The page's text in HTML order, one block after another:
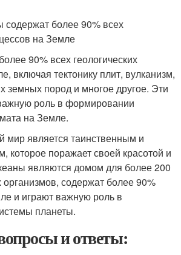
содержат более 90% всех
на Земле
90% всех геологических
включая тектонику плит, вулканизм,
земных пород и многое другое. Эти
роль в формировании
на Земле.
мир является таинственным и
которое поражает своей красотой и
являются домом для более 200
содержат более 90%
и играют важную роль в
планеты.
и ответы: